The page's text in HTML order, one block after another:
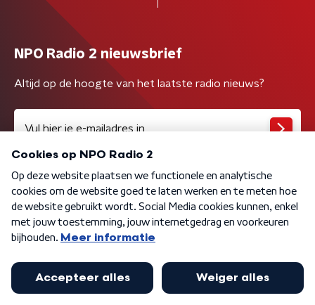
NPO Radio 2 nieuwsbrief
Altijd op de hoogte van het laatste radio nieuws?
Algemene voorwaarden Privacybeleid